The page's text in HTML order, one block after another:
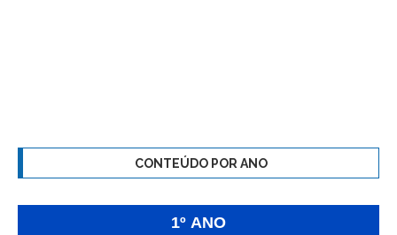
CONTEÚDO POR ANO
1º ANO